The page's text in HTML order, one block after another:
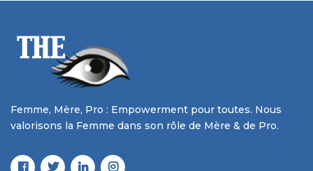
Femme, Mère, Pro : Empowerment pour toutes. Nous
valorisons la Femme dans son rôle de Mère & de Pro.